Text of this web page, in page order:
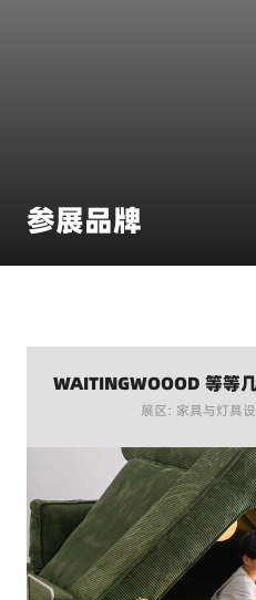
参展品牌
WAITINGWOOOD 等等
展区: 家具与灯具